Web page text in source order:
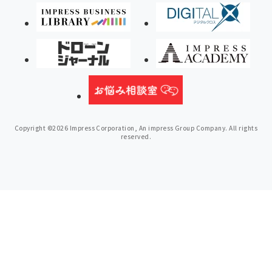
Copyright ©2026 Impress Corporation, An impress Group Company. All rights
reserved.